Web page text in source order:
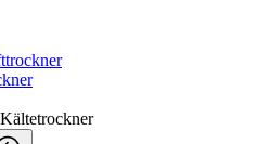
Kältetrockner